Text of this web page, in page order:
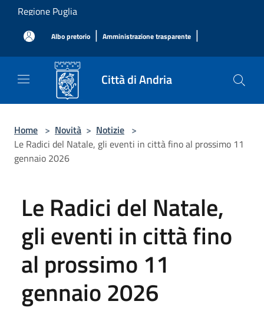
Salta al contenuto principale
Regione Puglia
Albo pretorio | Amministrazione trasparente |
Città di Andria
Home > Novità > Notizie >
Le Radici del Natale, gli eventi in città fino al prossimo 11
gennaio 2026
Le Radici del Natale,
gli eventi in città fino
al prossimo 11
gennaio 2026